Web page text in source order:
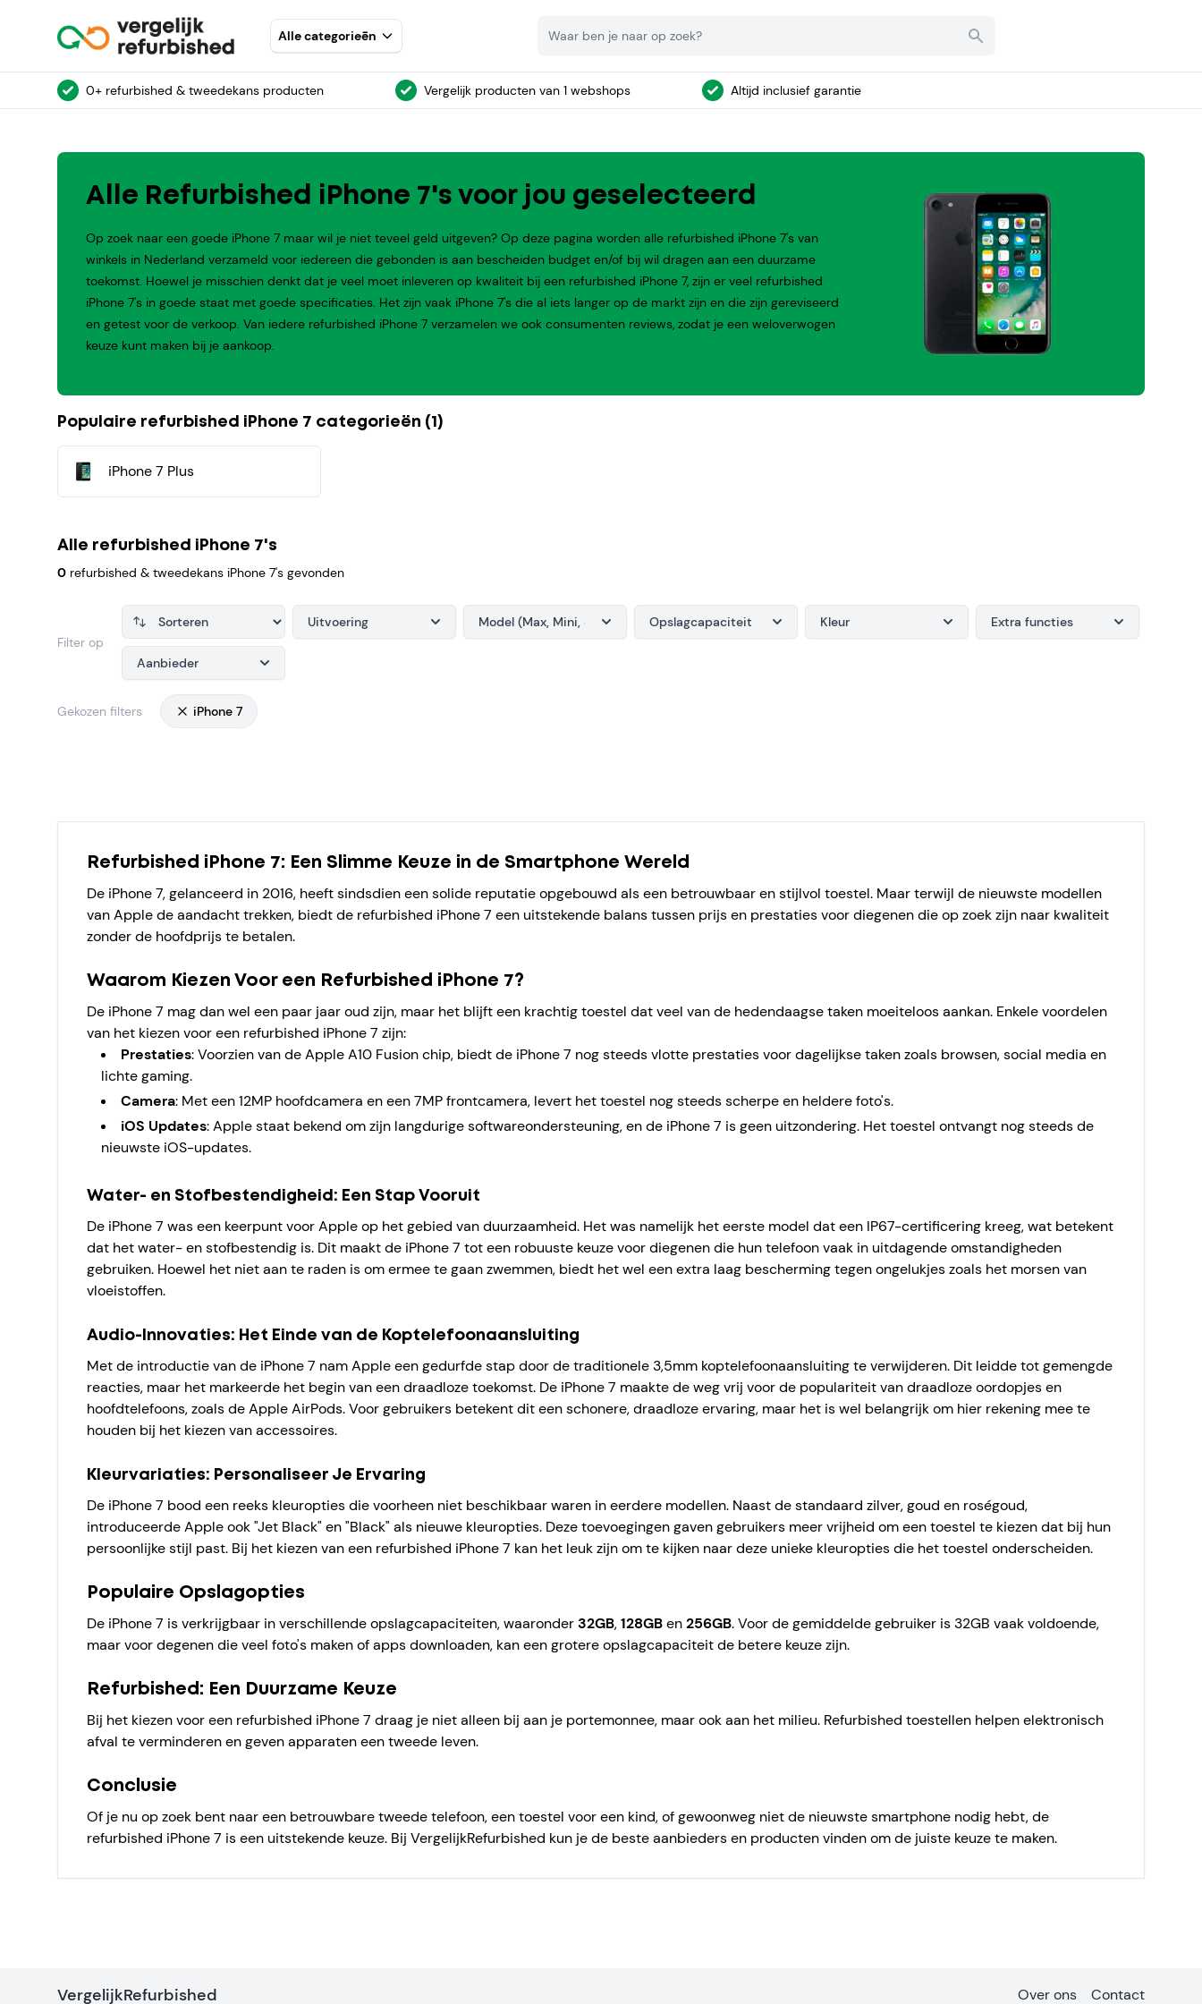
Alle categorieēn
0+ refurbished & tweedekans producten Vergelijk producten van 1 webshops Altijd inclusief garantie
Alle Refurbished iPhone 7's voor jou geselecteerd
Op zoek naar een goede iPhone 7 maar wil je niet teveel geld uitgeven? Op deze pagina worden alle refurbished iPhone 7's van
winkels in Nederland verzameld voor iedereen die gebonden is aan bescheiden budget en/of bij wil dragen aan een duurzame
toekomst. Hoewel je misschien denkt dat je veel moet inleveren op kwaliteit bij een refurbished iPhone 7, zijn er veel refurbished
iPhone 7's in goede staat met goede specificaties. Het zijn vaak iPhone 7's die al iets langer op de markt zijn en die zijn gereviseerd
en getest voor de verkoop. Van iedere refurbished iPhone 7 verzamelen we ook consumenten reviews, zodat je een weloverwogen
keuze kunt maken bij je aankoop.
Populaire refurbished iPhone 7 categorieën (1)
iPhone 7 Plus
Alle refurbished iPhone 7's
0 refurbished & tweedekans iPhone 7's gevonden
Filter op
Uitvoering Model (Max, Mini, etc.) Opslagcapaciteit Kleur Extra functies
Aanbieder
Gekozen filters iPhone 7
Refurbished iPhone 7: Een Slimme Keuze in de Smartphone Wereld
De iPhone 7, gelanceerd in 2016, heeft sindsdien een solide reputatie opgebouwd als een betrouwbaar en stijlvol toestel. Maar terwijl de nieuwste modellen
van Apple de aandacht trekken, biedt de refurbished iPhone 7 een uitstekende balans tussen prijs en prestaties voor diegenen die op zoek zijn naar kwaliteit
zonder de hoofdprijs te betalen.
Waarom Kiezen Voor een Refurbished iPhone 7?
De iPhone 7 mag dan wel een paar jaar oud zijn, maar het blijft een krachtig toestel dat veel van de hedendaagse taken moeiteloos aankan. Enkele voordelen
van het kiezen voor een refurbished iPhone 7 zijn:
Prestaties: Voorzien van de Apple A10 Fusion chip, biedt de iPhone 7 nog steeds vlotte prestaties voor dagelijkse taken zoals browsen, social media en
lichte gaming.
Camera: Met een 12MP hoofdcamera en een 7MP frontcamera, levert het toestel nog steeds scherpe en heldere foto's.
iOS Updates: Apple staat bekend om zijn langdurige softwareondersteuning, en de iPhone 7 is geen uitzondering. Het toestel ontvangt nog steeds de
nieuwste iOS-updates.
Water- en Stofbestendigheid: Een Stap Vooruit
De iPhone 7 was een keerpunt voor Apple op het gebied van duurzaamheid. Het was namelijk het eerste model dat een IP67-certificering kreeg, wat betekent
dat het water- en stofbestendig is. Dit maakt de iPhone 7 tot een robuuste keuze voor diegenen die hun telefoon vaak in uitdagende omstandigheden
gebruiken. Hoewel het niet aan te raden is om ermee te gaan zwemmen, biedt het wel een extra laag bescherming tegen ongelukjes zoals het morsen van
vloeistoffen.
Audio-Innovaties: Het Einde van de Koptelefoonaansluiting
Met de introductie van de iPhone 7 nam Apple een gedurfde stap door de traditionele 3,5mm koptelefoonaansluiting te verwijderen. Dit leidde tot gemengde
reacties, maar het markeerde het begin van een draadloze toekomst. De iPhone 7 maakte de weg vrij voor de populariteit van draadloze oordopjes en
hoofdtelefoons, zoals de Apple AirPods. Voor gebruikers betekent dit een schonere, draadloze ervaring, maar het is wel belangrijk om hier rekening mee te
houden bij het kiezen van accessoires.
Kleurvariaties: Personaliseer Je Ervaring
De iPhone 7 bood een reeks kleuropties die voorheen niet beschikbaar waren in eerdere modellen. Naast de standaard zilver, goud en roségoud,
introduceerde Apple ook "Jet Black" en "Black" als nieuwe kleuropties. Deze toevoegingen gaven gebruikers meer vrijheid om een toestel te kiezen dat bij hun
persoonlijke stijl past. Bij het kiezen van een refurbished iPhone 7 kan het leuk zijn om te kijken naar deze unieke kleuropties die het toestel onderscheiden.
Populaire Opslagopties
De iPhone 7 is verkrijgbaar in verschillende opslagcapaciteiten, waaronder32GB,128GBen256GB. Voor de gemiddelde gebruiker is 32GB vaak voldoende,
maar voor degenen die veel foto's maken of apps downloaden, kan een grotere opslagcapaciteit de betere keuze zijn.
Refurbished: Een Duurzame Keuze
Bij het kiezen voor een refurbished iPhone 7 draag je niet alleen bij aan je portemonnee, maar ook aan het milieu. Refurbished toestellen helpen elektronisch
afval te verminderen en geven apparaten een tweede leven.
Conclusie
Of je nu op zoek bent naar een betrouwbare tweede telefoon, een toestel voor een kind, of gewoonweg niet de nieuwste smartphone nodig hebt, de
refurbished iPhone 7 is een uitstekende keuze. Bij VergelijkRefurbished kun je de beste aanbieders en producten vinden om de juiste keuze te maken.
VergelijkRefurbished Over ons Contact